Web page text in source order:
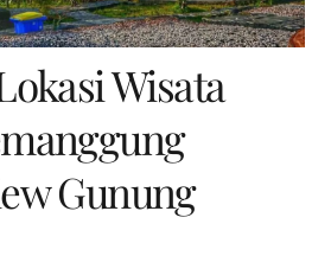
Wisata
Gunung